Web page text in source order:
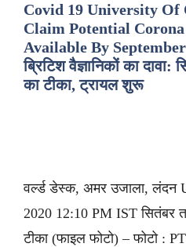
Covid 19 University Of
Claim Potential
Available By
ब्रिटिश वैज्ञानिकों का दावा:
का टीका, ट्रायल शुरू
वर्ल्ड डेस्क, अमर उजाला, लंदन
2020 12:10 PM IST सितंबर
टीका (फाइल फोटो) – फोटो :